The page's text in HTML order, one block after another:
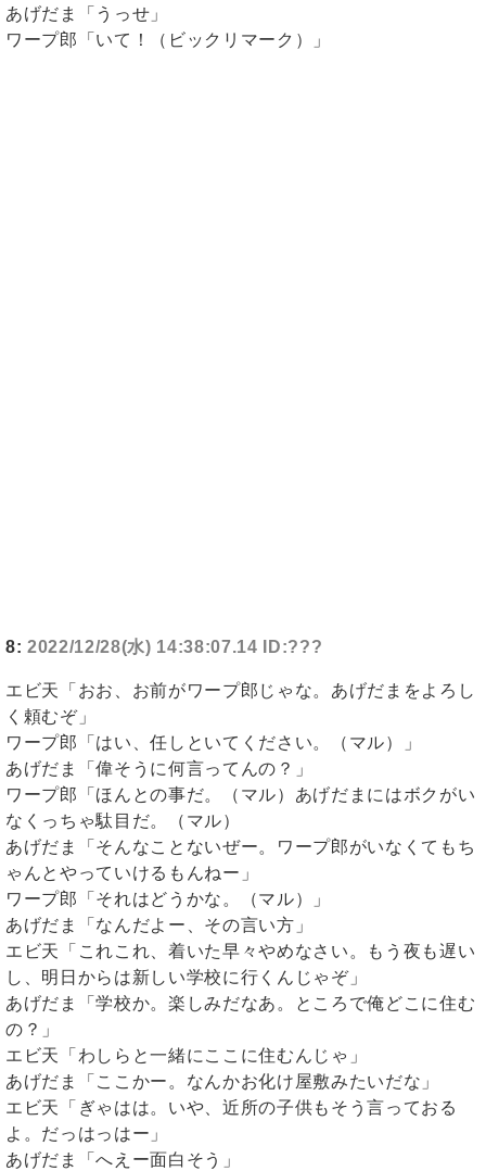
あげだま「うっせ」
ワープ郎「いて！（ビックリマーク）」
8: 2022/12/28(水) 14:38:07.14 ID:???
エビ天「おお、お前がワープ郎じゃな。あげだまをよろし
く頼むぞ」
ワープ郎「はい、任しといてください。（マル）」
あげだま「偉そうに何言ってんの？」
ワープ郎「ほんとの事だ。（マル）あげだまにはボクがい
なくっちゃ駄目だ。（マル）
あげだま「そんなことないぜー。ワープ郎がいなくてもち
ゃんとやっていけるもんねー」
ワープ郎「それはどうかな。（マル）」
あげだま「なんだよー、その言い方」
エビ天「これこれ、着いた早々やめなさい。もう夜も遅い
し、明日からは新しい学校に行くんじゃぞ」
あげだま「学校か。楽しみだなあ。ところで俺どこに住む
の？」
エビ天「わしらと一緒にここに住むんじゃ」
あげだま「ここかー。なんかお化け屋敷みたいだな」
エビ天「ぎゃはは。いや、近所の子供もそう言っておる
よ。だっはっはー」
あげだま「へえー面白そう」